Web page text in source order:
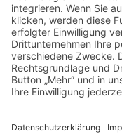
Paypal
Versand
kostenloser